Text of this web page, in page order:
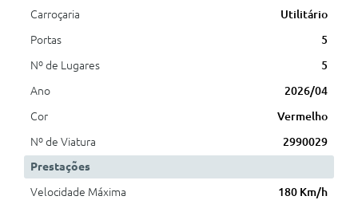
Carroçaria
Utilitário
Portas
5
Nº de Lugares
5
Ano
2026/04
Cor
Vermelho
Nº de Viatura
2990029
Prestações
Velocidade Máxima
180 Km/h